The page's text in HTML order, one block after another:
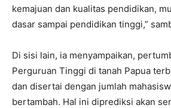
kemajuan dan kualitas pendidikan,
dasar sampai pendidikan tinggi,”
Di sisi lain, ia menyampaikan,
Perguruan Tinggi di tanah Papua
dan disertai dengan jumlah
bertambah. Hal ini diprediksi akan